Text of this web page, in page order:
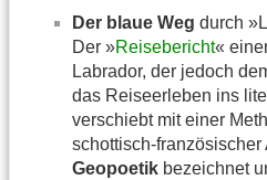
Der blaue Weg durch
Der »Reisebericht«
Labrador, der jedoch
das Reiseerleben ins
verschiebt mit einer
schottisch-französischer
Geopoetik bezeichnet